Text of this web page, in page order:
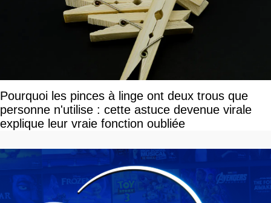
Pourquoi les pinces à linge ont deux trous que
personne n'utilise : cette astuce devenue virale
explique leur vraie fonction oubliée